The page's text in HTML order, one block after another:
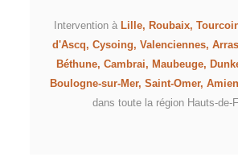
Intervention à Lille, Roubaix,
d'Ascq, Cysoing, Valenciennes,
Béthune, Cambrai, Maubeuge,
Boulogne-sur-Mer, Saint-Omer,
dans toute la région Hauts-de-